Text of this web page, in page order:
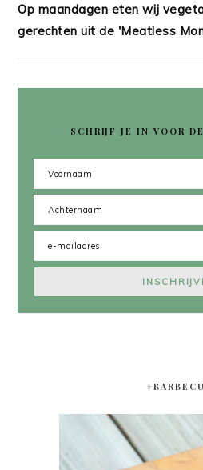
Op maandagen eten wij
gerechten uit de 'Meatless
SCHRIJF JE IN VOOR